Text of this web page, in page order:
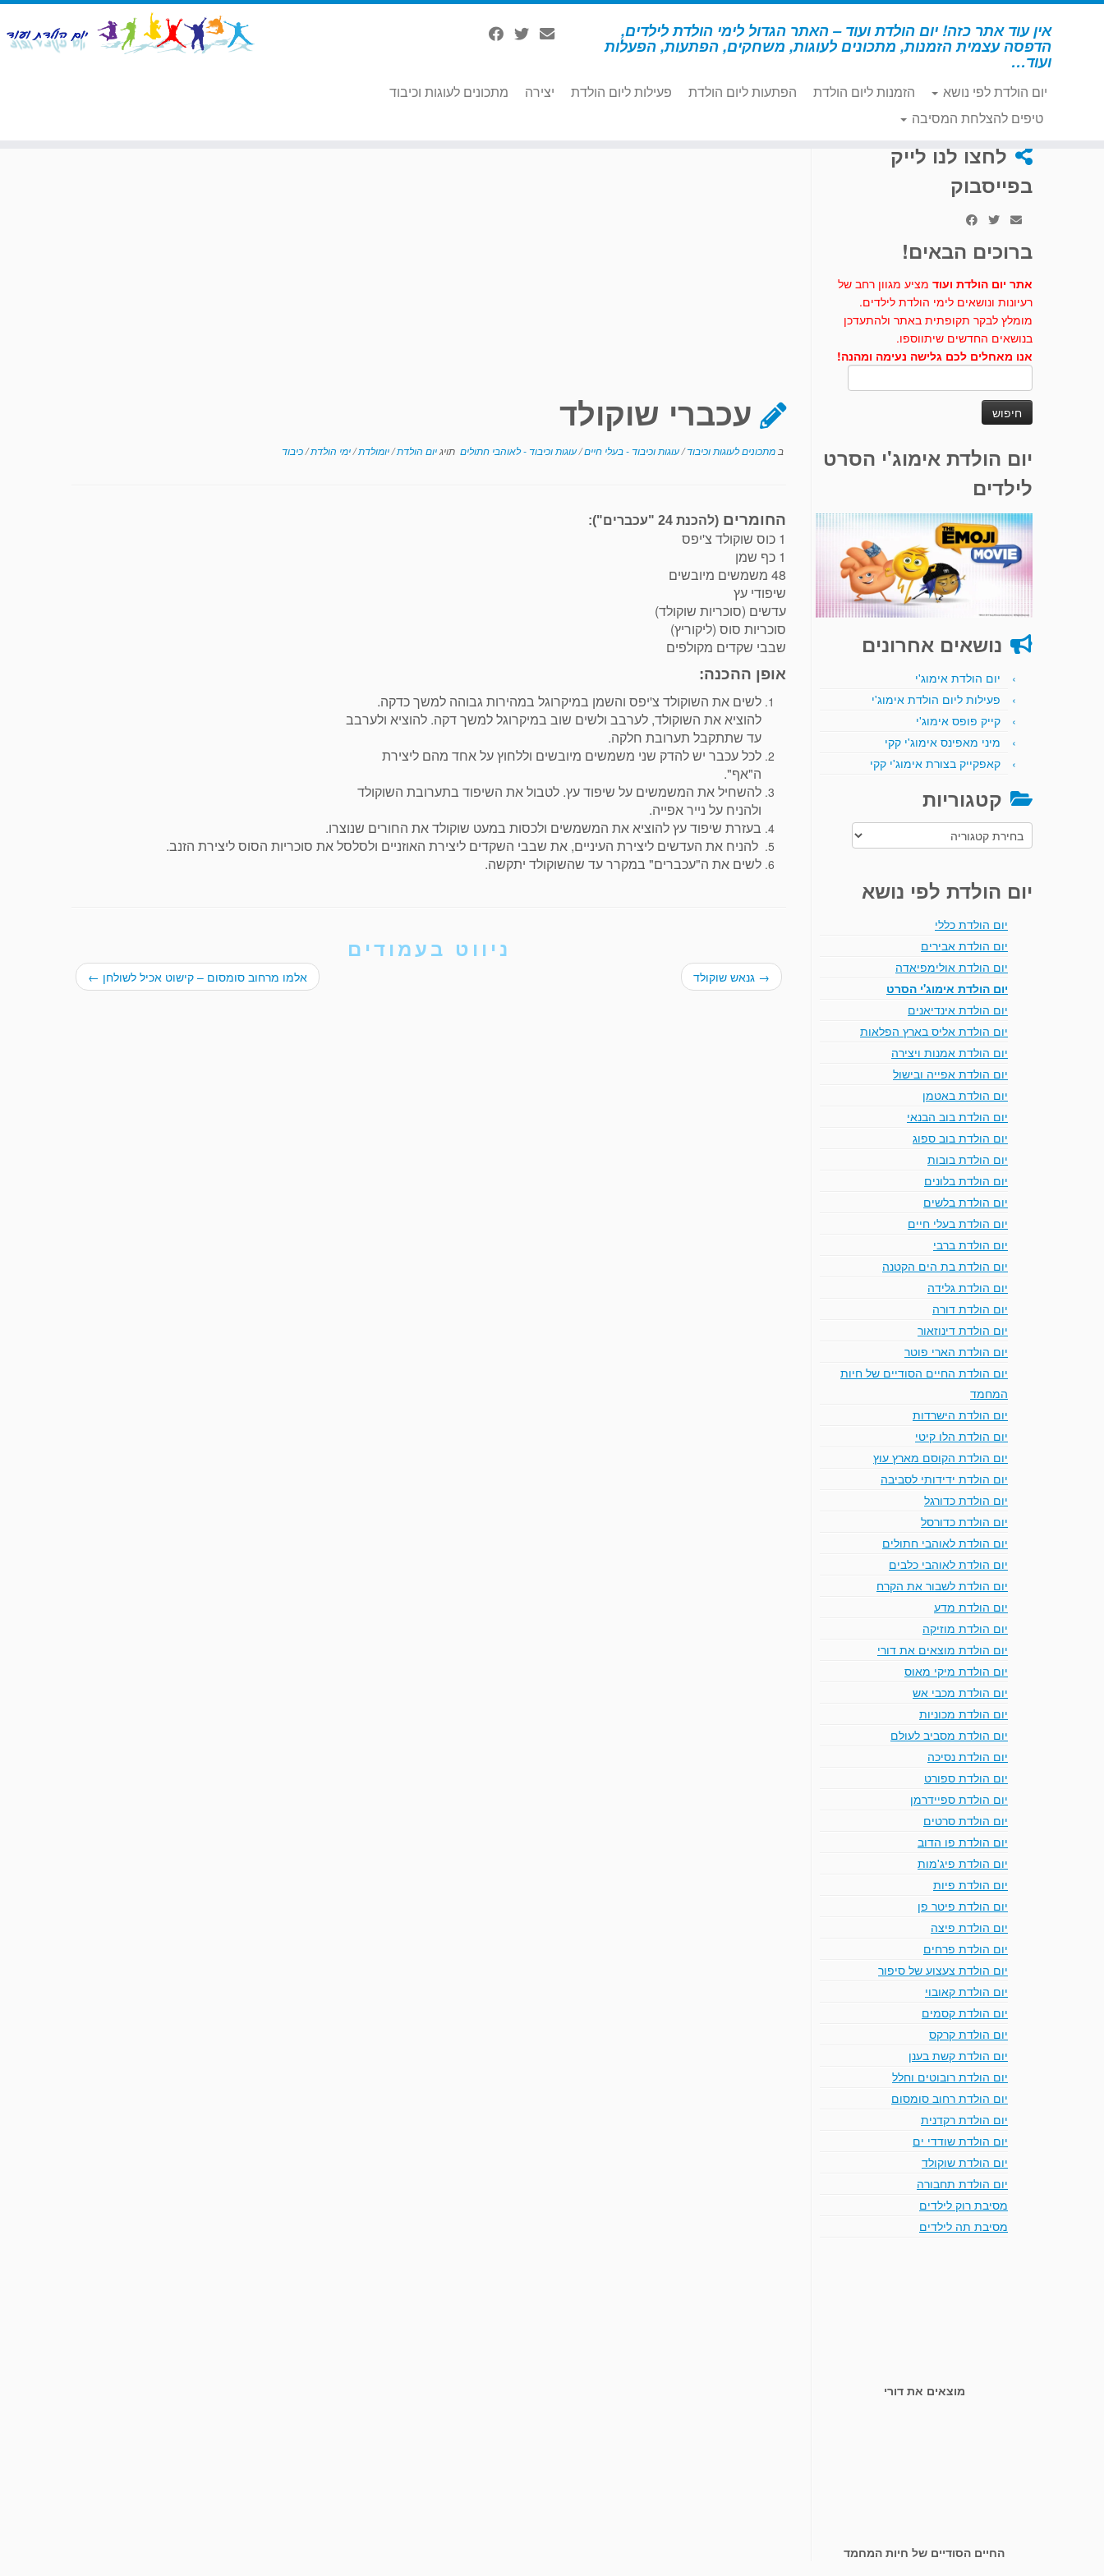
דלג
אין עוד אתר כזה! יום הולדת ועוד – האתר הגדול לימי הולדת לילדים,
הדפסה עצמית הזמנות, מתכונים לעוגות, משחקים, הפתעות, הפעלות
ועוד…
יום הולדת לפי נושא הזמנות ליום הולדת הפתעות ליום הולדת פעילות ליום הולדת יצירה
מתכונים לעוגות וכיבוד
טיפים להצלחת המסיבה
דף הבית » מתכונים לעוגות וכיבוד
לחצו לנו לייק
בפייסבוק
ברוכים הבאים!
אתר יום הולדת ועוד מציע מגוון רחב של
רעיונות ונושאים לימי הולדת לילדים.
מומלץ לבקר תקופתית באתר ולהתעדכן
בנושאים החדשים שיתווספו.
אנו מאחלים לכם גלישה נעימה ומהנה!
יום הולדת אימוג'י הסרט
לילדים
נושאים אחרונים
יום הולדת אימוג'י
פעילות ליום הולדת אימוג'י
קייק פופס אימוג'י
מיני מאפינס אימוג'י קקי
קאפקייק בצורת אימוג'י קקי
קטגוריות
קטגוריות
יום הולדת לפי נושא
יום הולדת כללי
יום הולדת אבירים
יום הולדת אולימפיאדה
יום הולדת אימוג'י הסרט
יום הולדת אינדיאנים
יום הולדת אליס בארץ הפלאות
יום הולדת אמנות ויצירה
יום הולדת אפייה ובישול
יום הולדת באטמן
יום הולדת בוב הבנאי
יום הולדת בוב ספוג
יום הולדת בובות
יום הולדת בלונים
יום הולדת בלשים
יום הולדת בעלי חיים
יום הולדת ברבי
יום הולדת בת הים הקטנה
יום הולדת גלידה
יום הולדת דורה
יום הולדת דינוזאור
יום הולדת הארי פוטר
יום הולדת החיים הסודיים של חיות
המחמד
יום הולדת הישרדות
יום הולדת הלו קיטי
יום הולדת הקוסם מארץ עוץ
יום הולדת ידידותי לסביבה
יום הולדת כדורגל
יום הולדת כדורסל
יום הולדת לאוהבי חתולים
יום הולדת לאוהבי כלבים
יום הולדת לשבור את הקרח
יום הולדת מדע
יום הולדת מוזיקה
יום הולדת מוצאים את דורי
יום הולדת מיקי מאוס
יום הולדת מכבי אש
יום הולדת מכוניות
יום הולדת מסביב לעולם
יום הולדת נסיכה
יום הולדת ספורט
יום הולדת ספיידרמן
יום הולדת סרטים
יום הולדת פו הדוב
יום הולדת פיג'מות
יום הולדת פיות
יום הולדת פיטר פן
יום הולדת פיצה
יום הולדת פרחים
יום הולדת צעצוע של סיפור
יום הולדת קאובוי
יום הולדת קסמים
יום הולדת קרקס
יום הולדת קשת בענן
יום הולדת רובוטים וחלל
יום הולדת רחוב סומסום
יום הולדת רקדנית
יום הולדת שודדי ים
יום הולדת שוקולד
יום הולדת תחבורה
מסיבת רוק לילדים
מסיבת תה לילדים
מוצאים את דורי
החיים הסודיים של חיות המחמד
עכברי שוקולד
ב מתכונים לעוגות וכיבוד/עוגות וכיבוד - בעלי חיים/עוגות וכיבוד - לאוהבי חתולים תויגיום הולדת/יומולדת/ימי הולדת/כיבוד
החומרים (להכנת 24 "עכברים") :
1 כוס שוקולד צ'יפס
1 כף שמן
48 משמשים מיובשים
שיפודי עץ
עדשים (סוכריות שוקולד)
סוכריות סוס (ליקוריץ)
שבבי שקדים מקולפים
אופן ההכנה:
לשים את השוקולד צ'יפס והשמן במיקרוגל במהירות גבוהה למשך כדקה.
להוציא את השוקולד, לערבב ולשים שוב במיקרוגל למשך דקה. להוציא ולערבב
עד שתתקבל תערובת חלקה.
לכל עכבר יש להדק שני משמשים מיובשים וללחוץ על אחד מהם ליצירת
ה"אף".
להשחיל את המשמשים על שיפוד עץ. לטבול את השיפוד בתערובת השוקולד
ולהניח על נייר אפייה.
בעזרת שיפוד עץ להוציא את המשמשים ולכסות במעט שוקולד את החורים שנוצרו.
להניח את העדשים ליצירת העיניים, את שבבי השקדים ליצירת האוזניים ולסלסל את סוכריות הסוס ליצירת הזנב.
לשים את ה"עכברים" במקרר עד שהשוקולד יתקשה.
ניווט בעמודים
→ גנאש שוקולד אלמו מרחוב סומסום – קישוט אכיל לשולחן ←